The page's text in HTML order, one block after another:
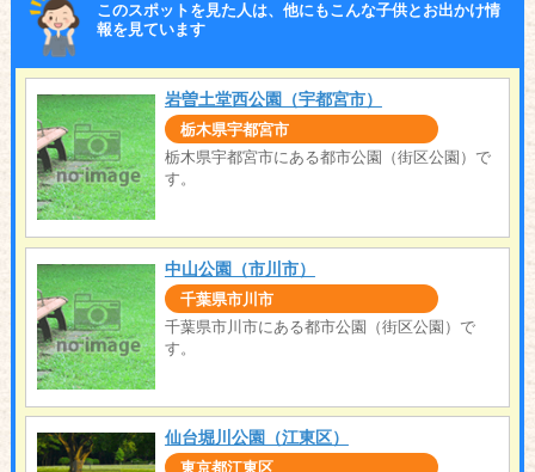
このスポットを見た人は、他にもこんな子供とお出かけ情
報を見ています
岩曽土堂西公園（宇都宮市）
栃木県宇都宮市
栃木県宇都宮市にある都市公園（街区公園）で
す。
中山公園（市川市）
千葉県市川市
千葉県市川市にある都市公園（街区公園）で
す。
仙台堀川公園（江東区）
東京都江東区